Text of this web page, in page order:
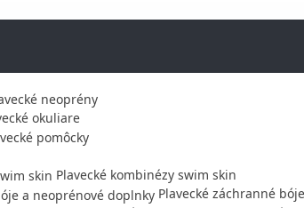
neoprény
okuliare
pomôcky
Plavecké kombinézy swim skin
Plavecké záchranné